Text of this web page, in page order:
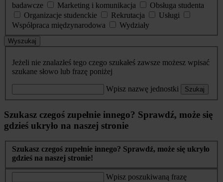
badawcze
Marketing i komunikacja
Obsługa studenta
Organizacje studenckie
Rekrutacja
Usługi
Współpraca międzynarodowa
Wydziały
Wyszukaj
Jeżeli nie znalazłeś tego czego szukałeś zawsze możesz wpisać
szukane słowo lub frazę poniżej
Wpisz nazwę jednostki Szukaj
Szukasz czegoś zupełnie innego? Sprawdź, może się
gdzieś ukryło na naszej stronie
Szukasz czegoś zupełnie innego? Sprawdź, może się ukryło
gdzieś na naszej stronie!
Wpisz poszukiwaną frazę